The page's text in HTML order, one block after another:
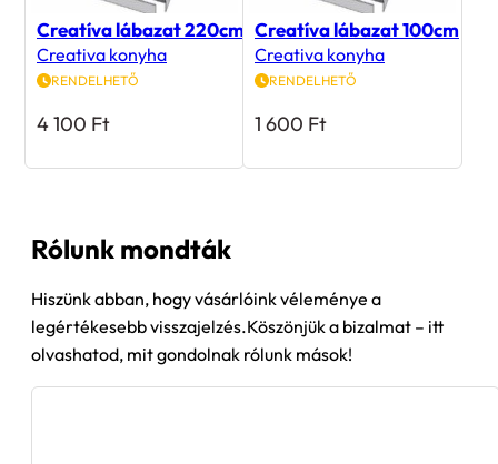
Creatíva lábazat 220cm
Creativa konyha
RENDELHETŐ
4 100 Ft
Creatíva lábazat 100cm
Creativa konyha
RENDELHETŐ
1 600 Ft
Rólunk mondták
Hiszünk abban, hogy vásárlóink véleménye a
legértékesebb visszajelzés.Köszönjük a bizalmat – itt
olvashatod, mit gondolnak rólunk mások!